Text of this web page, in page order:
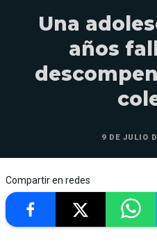
Una
años
9 DE JULIO
Compartir en redes